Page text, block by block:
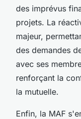
des imprévus
projets. La
majeur,
des demandes
avec ses
renforçant la
la mutuelle.
Enfin, la MAF